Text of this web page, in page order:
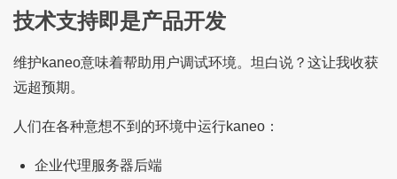
技术支持即是产品开发
维护kaneo意味着帮助用户调试环境。坦白说？这让我收获
远超预期。
人们在各种意想不到的环境中运行kaneo：
企业代理服务器后端